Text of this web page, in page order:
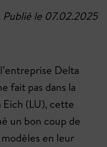
Publié le 07.02.2025
Delta
fait pas dans la
Eich (LU), cette
un bon coup de
en leur